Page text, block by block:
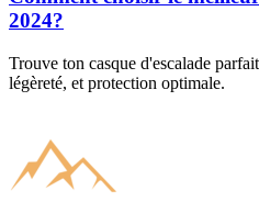
2024?
Trouve ton casque d'escalade
légèreté, et protection optimale.